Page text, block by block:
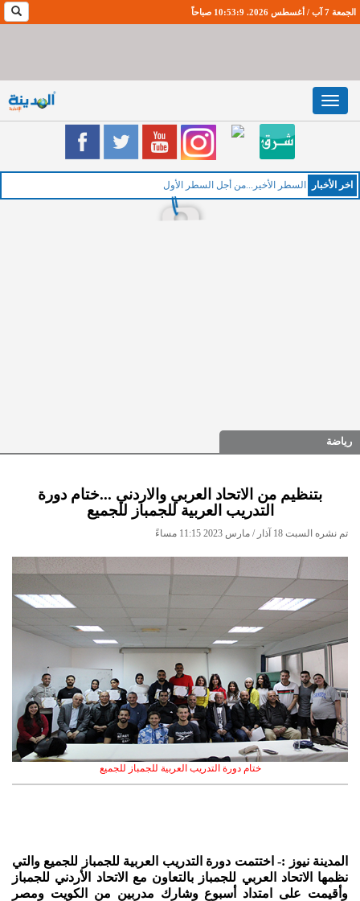
الجمعة 7 آب / أغسطس 2026. 10:53:10 صباحاً
Toggle
navigation
اخر اﻷخبار
رياضة
بتنظيم من الاتحاد العربي والاردني ...ختام دورة
التدريب العربية للجمباز للجميع
تم نشره السبت 18 آذار / مارس 2023 11:15 مساءً
ختام دورة التدريب العربية للجمباز للجميع
المدينة نيوز :- اختتمت دورة التدريب العربية للجمباز للجميع والتي
نظمها الاتحاد العربي للجمباز بالتعاون مع الاتحاد الأردني للجمباز
وأقيمت على امتداد أسبوع وشارك مدربين من الكويت ومصر